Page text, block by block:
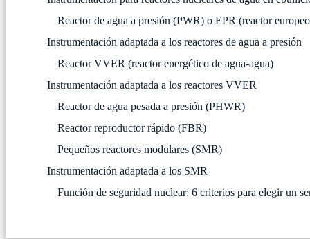
Reactor de agua a presión (PWR) o EPR (reactor
Instrumentación adaptada a los reactores de agua a presión
Reactor VVER (reactor energético de agua-agua)
Instrumentación adaptada a los reactores VVER
Reactor de agua pesada a presión (PHWR)
Reactor reproductor rápido (FBR)
Pequeños reactores modulares (SMR)
Instrumentación adaptada a los SMR
Función de seguridad nuclear: 6 criterios para elegir un